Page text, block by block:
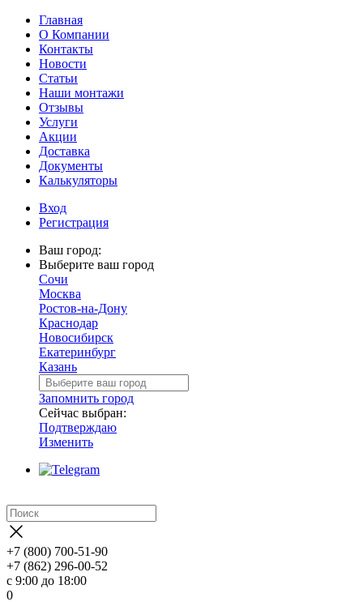
Главная
О Компании
Контакты
Новости
Статьи
Наши монтажи
Отзывы
Услуги
Акции
Доставка
Документы
Калькуляторы
Вход
Регистрация
Ваш город:
Выберите ваш город
Сочи
Москва
Ростов-на-Дону
Краснодар
Новосибирск
Екатеринбург
Казань
Запомнить город
Сейчас выбран:
Подтверждаю
Изменить
+7 (800) 700-51-90
+7 (862) 296-00-52
с 9:00 до 18:00
0